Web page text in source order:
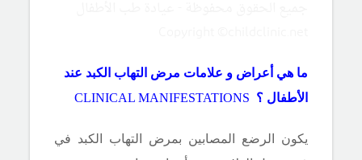
ما هي أعراض و علامات مرض التهاب الكبد عند
الأطفال ؟ CLINICAL MANIFESTATIONS
يكون الرضع المصابين بمرض التهاب الكبد في